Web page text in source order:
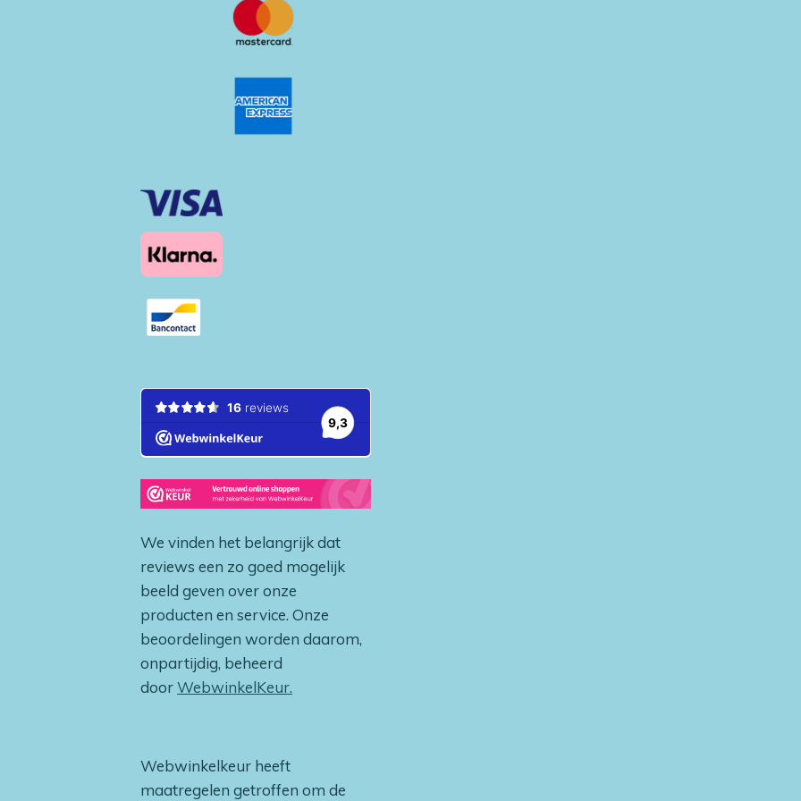
We vinden het belangrijk dat
reviews een zo goed mogelijk
beeld geven over onze
producten en service. Onze
beoordelingen worden daarom,
onpartijdig, beheerd
doorWebwinkelKeur.
Webwinkelkeur heeft
maatregelen getroffen om de